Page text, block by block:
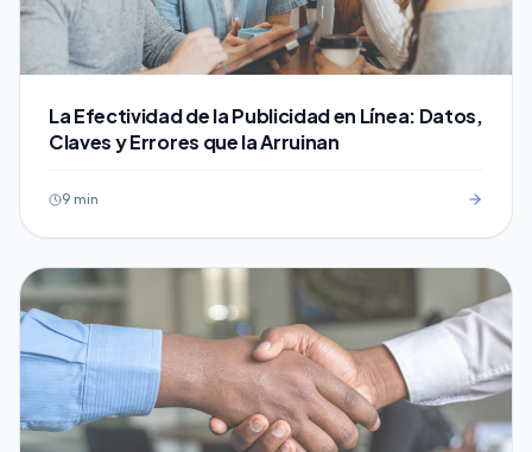
La Efectividad de la Publicidad en Línea: Datos,
Claves y Errores que la Arruinan
9 min